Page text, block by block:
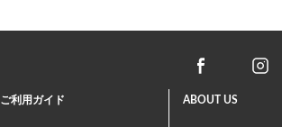
ご利用ガイド ABOUT US